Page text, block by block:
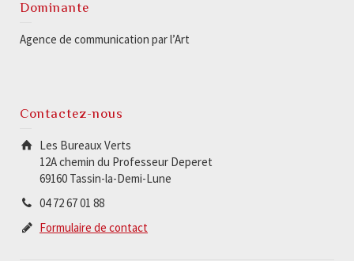
Dominante
Agence de communication par l’Art
Contactez-nous
Les Bureaux Verts
12A chemin du Professeur Deperet
69160 Tassin-la-Demi-Lune
04 72 67 01 88
Formulaire de contact